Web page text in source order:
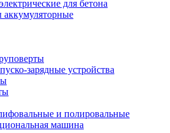
для бетона
аккумуляторные
зарядные устройства
и полировальные
машина